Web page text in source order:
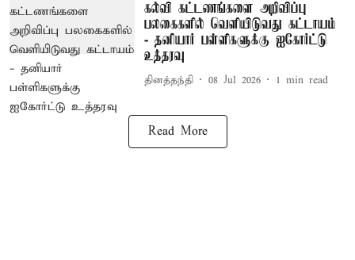
கல்வி கட்டணங்களை அறிவிப்பு
பலகைகளில் வெளியிடுவது கட்டாயம்
- தனியார் பள்ளிகளுக்கு ஐகோர்ட்டு
உத்தரவு
தினத்தந்தி 08 Jul 2026 1 min read
Read More